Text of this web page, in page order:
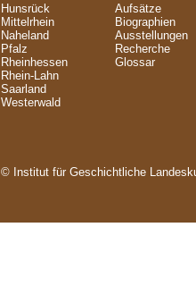
Hunsrück
Mittelrhein
Naheland
Pfalz
Rheinhessen
Rhein-Lahn
Saarland
Westerwald
Aufsätze
Biographien
Ausstellungen
Recherche
Glossar
© Institut für Geschichtliche